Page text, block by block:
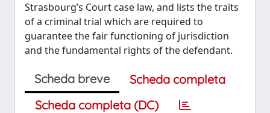
Strasbourg’s Court case law, and lists the traits
of a criminal trial which are required to
guarantee the fair functioning of jurisdiction
and the fundamental rights of the defendant.
Scheda breve
Scheda completa
Scheda completa (DC)